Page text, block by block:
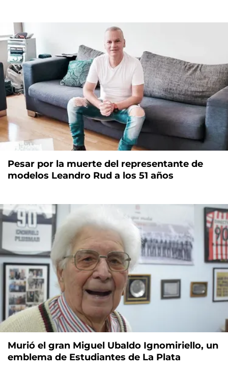
Pesar por la muerte del representante de
modelos Leandro Rud a los 51 años
Murió el gran Miguel Ubaldo Ignomiriello, un
emblema de Estudiantes de La Plata